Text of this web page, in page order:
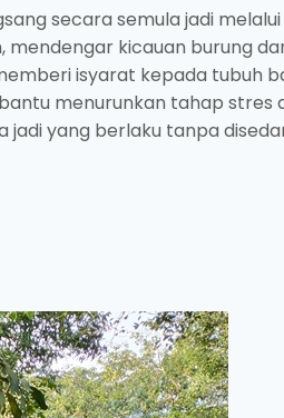
secara semula jadi melalui
mendengar kicauan burung
isyarat kepada tubuh
menurunkan tahap stres
yang berlaku tanpa